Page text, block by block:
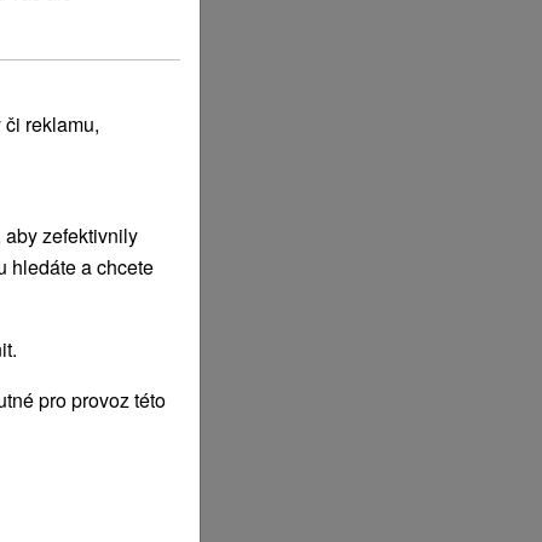
reklamu,
zefektivnily
hledáte a chcete
pro provoz této